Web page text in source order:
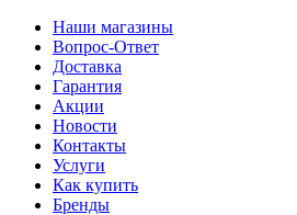
Наши магазины
Вопрос-Ответ
Доставка
Гарантия
Акции
Новости
Контакты
Услуги
Как купить
Бренды